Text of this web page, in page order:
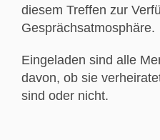
diesem Treffen zur
Gesprächsatmosphäre.
Eingeladen sind alle
davon, ob sie
sind oder nicht.